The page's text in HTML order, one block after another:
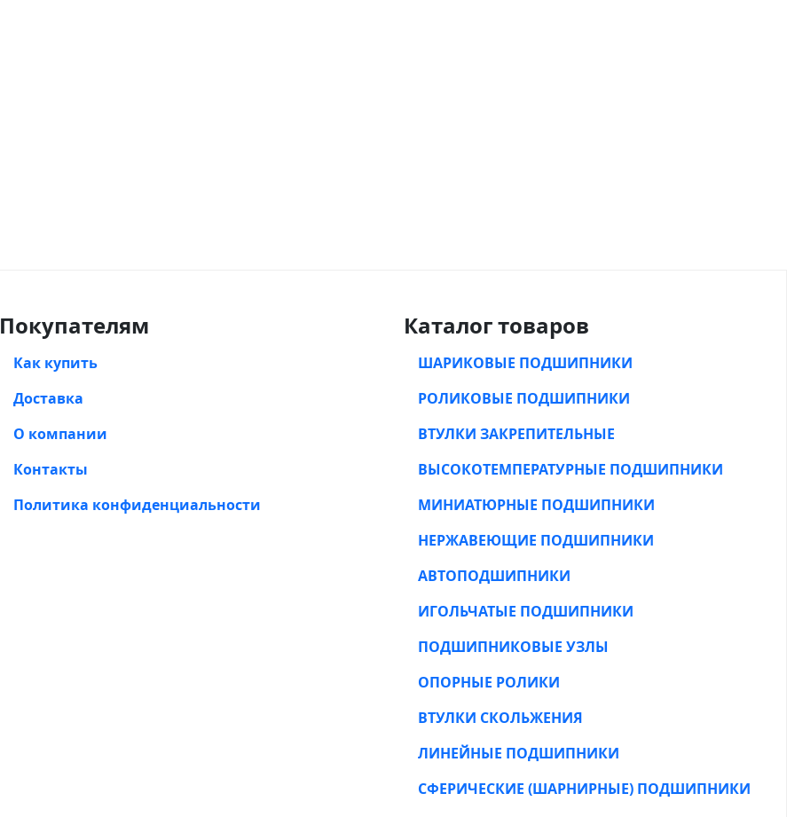
Покупателям
Как купить
Доставка
О компании
Контакты
Политика конфиденциальности
Каталог товаров
ШАРИКОВЫЕ ПОДШИПНИКИ
РОЛИКОВЫЕ ПОДШИПНИКИ
ВТУЛКИ ЗАКРЕПИТЕЛЬНЫЕ
ВЫСОКОТЕМПЕРАТУРНЫЕ ПОДШИПНИКИ
МИНИАТЮРНЫЕ ПОДШИПНИКИ
НЕРЖАВЕЮЩИЕ ПОДШИПНИКИ
АВТОПОДШИПНИКИ
ИГОЛЬЧАТЫЕ ПОДШИПНИКИ
ПОДШИПНИКОВЫЕ УЗЛЫ
ОПОРНЫЕ РОЛИКИ
ВТУЛКИ СКОЛЬЖЕНИЯ
ЛИНЕЙНЫЕ ПОДШИПНИКИ
СФЕРИЧЕСКИЕ (ШАРНИРНЫЕ) ПОДШИПНИКИ